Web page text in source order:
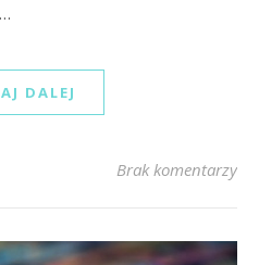
DALEJ
Brak komentarzy